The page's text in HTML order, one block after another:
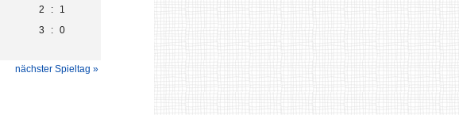
2 :
1
3 : 0
nächster Spieltag »